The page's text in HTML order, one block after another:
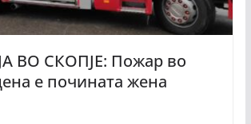
ВО СКОПЈЕ: Пожар во
е почината жена